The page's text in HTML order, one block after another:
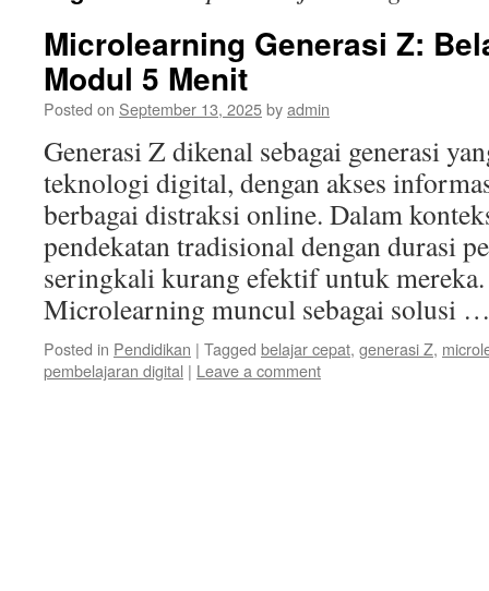
Microlearning Generasi Z:
Modul 5 Menit
Posted on September 13, 2025byadmin
Generasi Z dikenal sebagai generasi
teknologi digital, dengan akses
berbagai distraksi online. Dalam
pendekatan tradisional dengan durasi
seringkali kurang efektif untuk
Microlearning muncul sebagai solusi
Posted in Pendidikan | Tagged belajar cepat, generasi Z,
pembelajaran digital | Leave a comment